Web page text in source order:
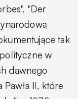
"Der
tak
w
dawnego
II, które